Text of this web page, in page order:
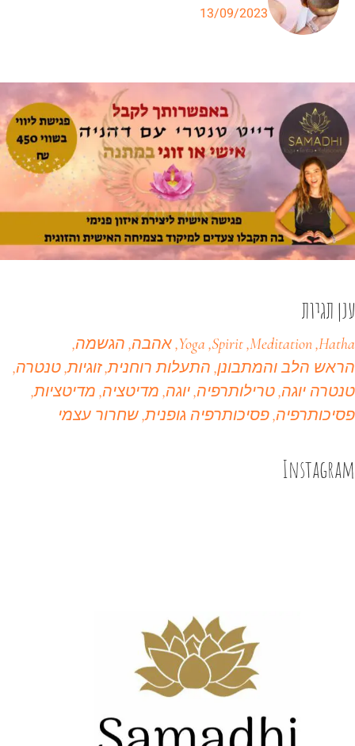
13/09/2023
ענן תגיות
Hatha
Meditation
Spirit
Yoga אהבה הגשמה
הראש הלב והמתבונן התעלות רוחנית זוגיות טנטרה
טנטרה יוגה טרילותרפיה יוגה מדיטציה מדיטציות
פסיכותרפיה פסיכותרפיה גופנית שחרור עצמי
Instagram